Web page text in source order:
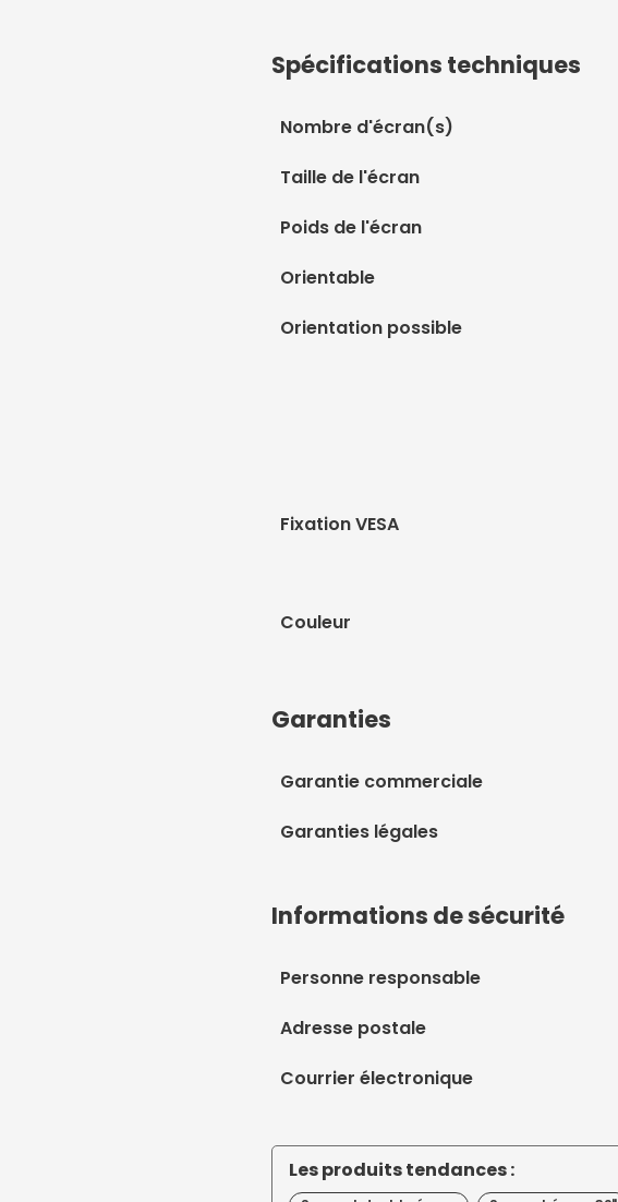
Spécifications techniques
Nombre d'écran(s)
Taille de l'écran
Poids de l'écran
Orientable
Orientation possible
Fixation VESA
Couleur
Garanties
Garantie commerciale
Garanties légales
Informations de sécurité
Personne responsable
Adresse postale
Courrier électronique
Les produits tendances :